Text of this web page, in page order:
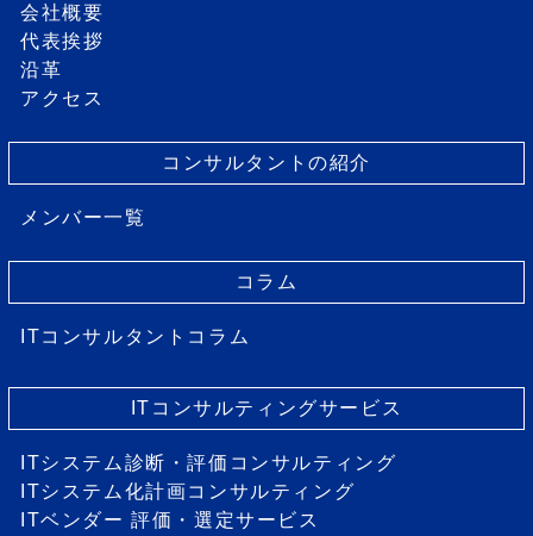
会社概要
代表挨拶
沿革
アクセス
コンサルタントの紹介
メンバー一覧
コラム
ITコンサルタントコラム
ITコンサルティングサービス
ITシステム診断・評価コンサルティング
ITシステム化計画コンサルティング
ITベンダー 評価・選定サービス